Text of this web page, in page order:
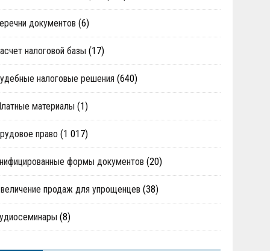
документов (6)
налоговой базы (17)
налоговые решения (640)
материалы (1)
право (1 017)
формы документов (20)
продаж для упрощенцев (38)
(8)